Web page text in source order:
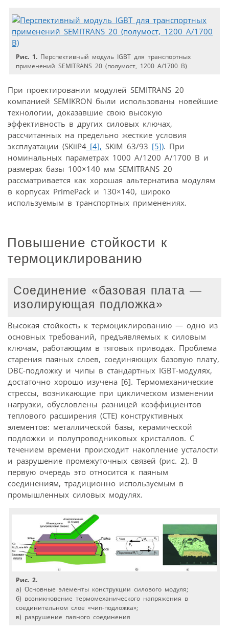
Рис. 1. Перспективный модуль IGBT для транспортных
применений SEMITRANS 20 (полумост, 1200 А/1700 В)
При проектировании модулей SEMITRANS 20
компанией SEMIKRON были использованы новейшие
технологии, доказавшие свою высокую
эффективность в других силовых ключах,
рассчитанных на предельно жесткие условия
эксплуатации (SKiiP4 [4], SKiM 63/93 [5]). При
номинальных параметрах 1000 А/1200 А/1700 В и
размерах базы 100×140 мм SEMITRANS 20
рассматривается как хорошая альтернатива модулям
в корпусах PrimePack и 130×140, широко
используемым в транспортных применениях.
Повышение стойкости к
термоциклированию
Соединение «базовая плата —
изолирующая подложка»
Высокая стойкость к термоциклированию — одно из
основных требований, предъявляемых к силовым
ключам, работающим в тяговых приводах. Проблема
старения паяных слоев, соединяющих базовую плату,
DBC-подложку и чипы в стандартных IGBT-модулях,
достаточно хорошо изучена [6]. Термомеханические
стрессы, возникающие при циклическом изменении
нагрузки, обусловлены разницей коэффициентов
теплового расширения (CTE) конструктивных
элементов: металлической базы, керамической
подложки и полупровод­никовых кристаллов. С
течением времени происходит накопление усталости
и разрушение промежуточных связей (рис. 2). В
первую очередь это относится к паяным
соединениям, традиционно используемым в
промышленных силовых модулях.
Рис. 2.
a) Основные элементы конструкции силового модуля;
б) возникновение термомеханического напряжения в
соединительном слое «чип-подложка»;
в) разрушение паяного соединения